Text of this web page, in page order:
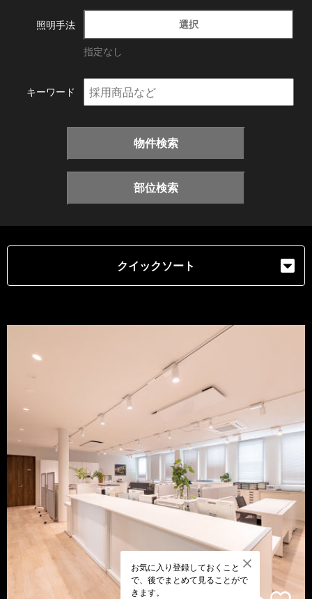
照明手法 選択
指定なし
キーワード
物件検索
部位検索
クイックソート
お気に入り登録しておくこと
で、後でまとめて見ることがで
きます。